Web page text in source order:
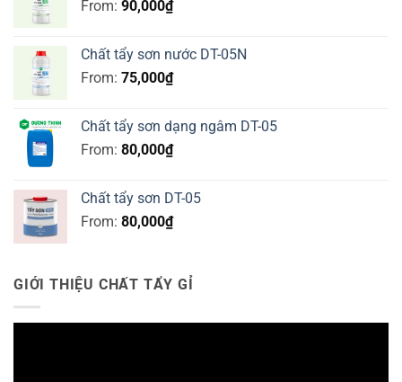
From: 90,000₫
Chất tẩy sơn nước DT-05N
From: 75,000₫
Chất tẩy sơn dạng ngâm DT-05
From: 80,000₫
Chất tẩy sơn DT-05
From: 80,000₫
GIỚI THIỆU CHẤT TẨY GỈ